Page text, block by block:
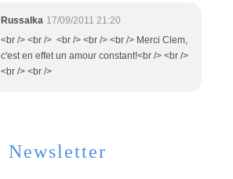
Russalka 17/09/2011 21:20
<br /> <br /> <br /> <br /> <br /> Merci Clem,
c'est en effet un amour constant!<br /> <br />
<br /> <br />
Newsletter